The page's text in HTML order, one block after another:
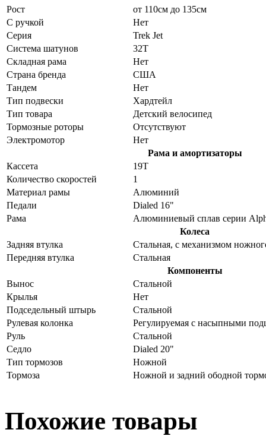
Рост
от 110см до 135см
С ручкой
Нет
Серия
Trek Jet
Система шатунов
32T
Складная рама
Нет
Страна бренда
США
Тандем
Нет
Тип подвески
Хардтейл
Тип товара
Детский велосипед
Тормозные роторы
Отсутствуют
Электромотор
Нет
Рама и амортизаторы
Кассета
19T
Количество скоростей
1
Материал рамы
Алюминий
Педали
Dialed 16"
Рама
Алюминиевый сплав серии
Колеса
Задняя втулка
Стальная, с механизмом
Передняя втулка
Стальная
Компоненты
Вынос
Стальной
Крылья
Нет
Подседельный штырь
Стальной
Рулевая колонка
Регулируемая с насыпными
Руль
Стальной
Седло
Dialed 20"
Тип тормозов
Ножной
Тормоза
Ножной и задний ободной
Похожие товары